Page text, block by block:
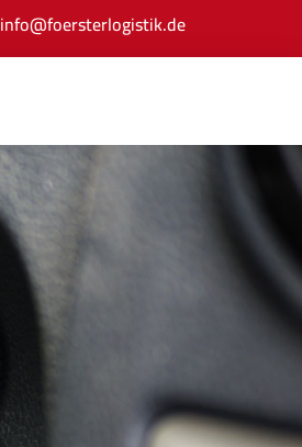
info@foersterlogistik.de